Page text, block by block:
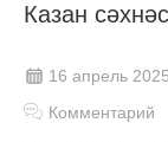
Казан
16 апрель 2025
Комментарий